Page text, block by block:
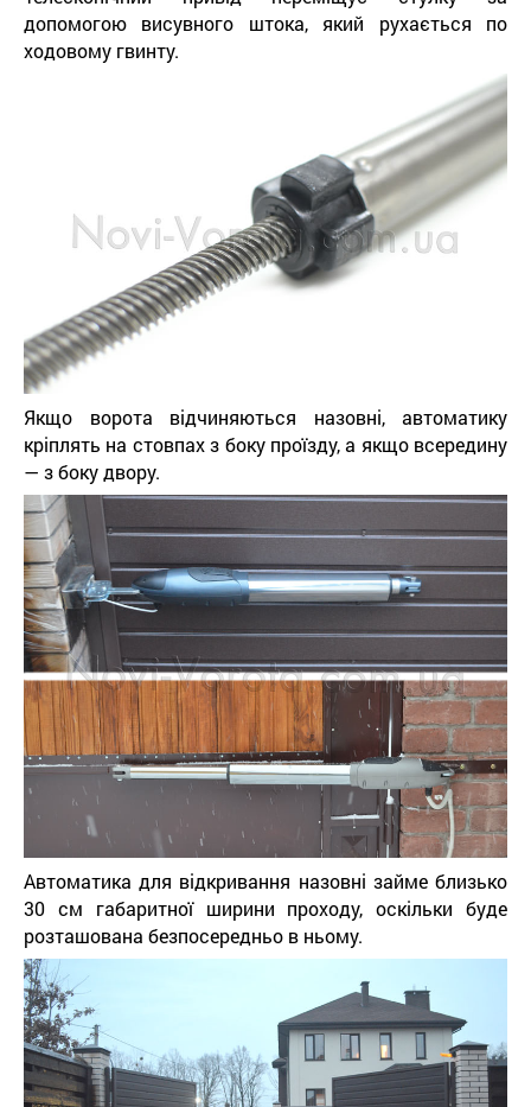
допомогою висувного штока, який рухається по
ходовому гвинту.
Якщо ворота відчиняються назовні, автоматику
кріплять на стовпах з боку проїзду, а якщо всередину
— з боку двору.
Автоматика для відкривання назовні займе близько
30 см габаритної ширини проходу, оскільки буде
розташована безпосередньо в ньому.